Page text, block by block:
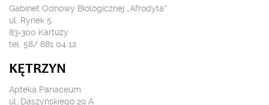
Gabinet Odnowy Biologicznej „Afrodyta”
ul. Rynek 5
83-300 Kartuzy
tel. 58/ 681 04 12
KĘTRZYN
Apteka Panaceum
ul. Daszyńskiego 29 A